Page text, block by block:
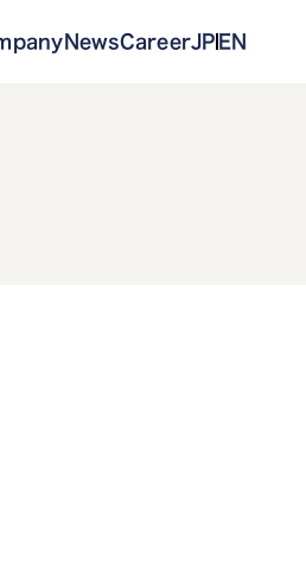
NewsCareerJP EN